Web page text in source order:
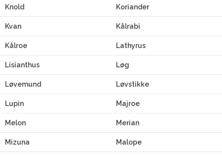
Knold Koriander
Kvan Kålrabi
Kålroe Lathyrus
Lisianthus Løg
Løvemund Løvstikke
Lupin Majroe
Melon Merian
Mizuna Malope